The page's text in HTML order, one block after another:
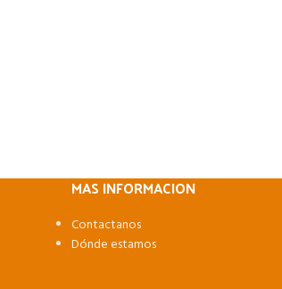
MAS INFORMACION
Contactanos
Dónde estamos